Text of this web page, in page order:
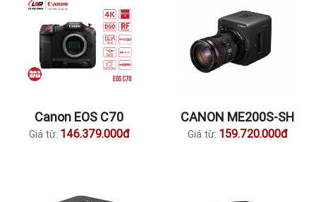
Canon EOS C70
Giá từ: 146.379.000đ
CANON ME200S-SH
Giá từ: 159.720.000đ